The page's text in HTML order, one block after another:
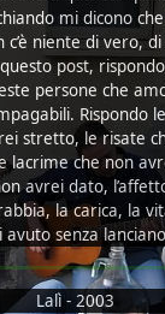
mi dicono
c’è niente di vero,
post,
persone che
Rispondo
stretto, le risate
lacrime che non
avrei dato,
la carica, la
avuto senza
Lalì - 2003